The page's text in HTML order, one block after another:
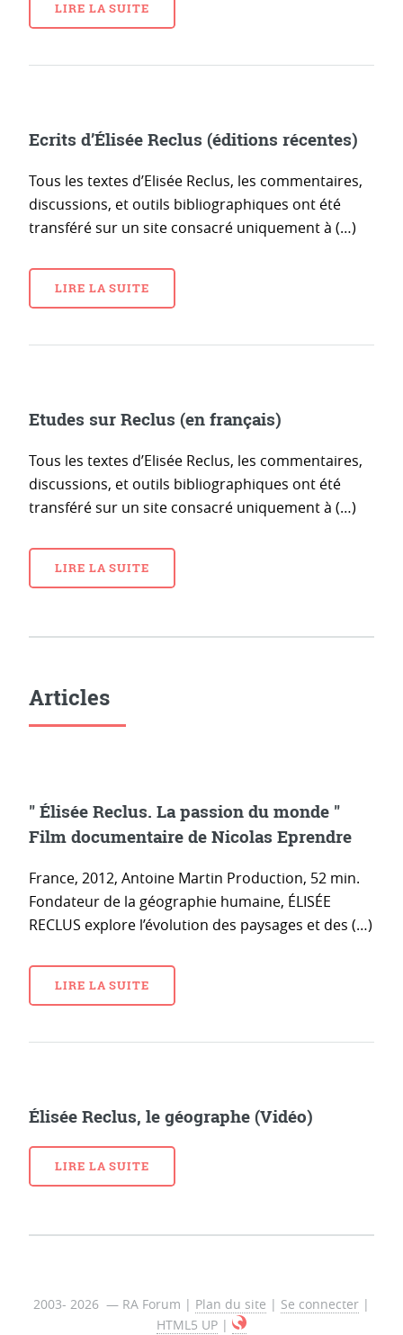
LIRE LA SUITE
Ecrits d’Élisée Reclus (éditions récentes)
Tous les textes d’Elisée Reclus, les commentaires,
discussions, et outils bibliographiques ont été
transféré sur un site consacré uniquement à (…)
LIRE LA SUITE
Etudes sur Reclus (en français)
Tous les textes d’Elisée Reclus, les commentaires,
discussions, et outils bibliographiques ont été
transféré sur un site consacré uniquement à (…)
LIRE LA SUITE
Articles
" Élisée Reclus. La passion du monde "
Film documentaire de Nicolas Eprendre
France, 2012, Antoine Martin Production, 52 min.
Fondateur de la géographie humaine, ÉLISÉE
RECLUS explore l’évolution des paysages et des (…)
LIRE LA SUITE
Élisée Reclus, le géographe (Vidéo)
LIRE LA SUITE
2003- 2026 — RA Forum | Plan du site | Se connecter |
HTML5 UP |